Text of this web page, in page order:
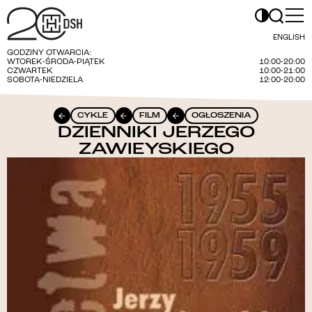
ENGLISH
GODZINY OTWARCIA:
WTOREK-ŚRODA-PIĄTEK
10:00-20:00
CZWARTEK
10:00-21:00
SOBOTA-NIEDZIELA
12:00-20:00
CYKLE FILM OGŁOSZENIA
DZIENNIKI JERZEGO
ZAWIEYSKIEGO